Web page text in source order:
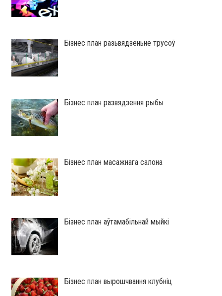
Бізнес план разьвядзеньне трусоў
Бізнес план развядзення рыбы
Бізнес план масажнага салона
Бізнес план аўтамабільнай мыйкі
Бізнес план вырошчвання клубніц